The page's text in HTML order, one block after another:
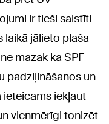
ir tieši saistīti
laikā jālieto plaša
mazāk kā SPF
padziļināšanos un
ieteicams iekļaut
vienmērīgi tonizēt